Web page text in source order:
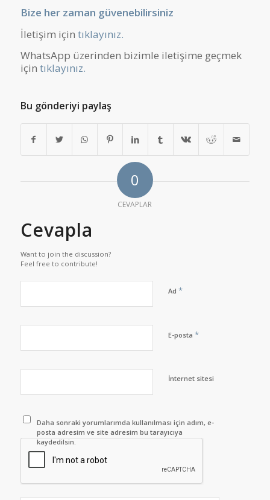
Bize her zaman güvenebilirsiniz
İletişim için tıklayınız.
WhatsApp üzerinden bizimle iletişime geçmek
için tıklayınız.
Bu gönderiyi paylaş
0
CEVAPLAR
Cevapla
Want to join the discussion?
Feel free to contribute!
Ad *
E-posta *
İnternet sitesi
Daha sonraki yorumlarımda kullanılması için adım, e-
posta adresim ve site adresim bu tarayıcıya
kaydedilsin.